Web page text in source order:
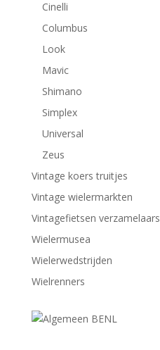
Cinelli
Columbus
Look
Mavic
Shimano
Simplex
Universal
Zeus
Vintage koers truitjes
Vintage wielermarkten
Vintagefietsen verzamelaars
Wielermusea
Wielerwedstrijden
Wielrenners